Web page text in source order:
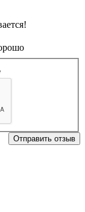
Отправить отзыв